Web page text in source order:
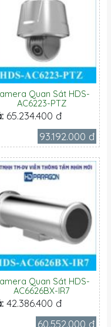
Quan Sát HDS-
AC6223-PTZ
65.234.400 đ
93.192.000 đ
Quan Sát HDS-
AC6626BX-IR7
42.386.400 đ
60.552.000 đ